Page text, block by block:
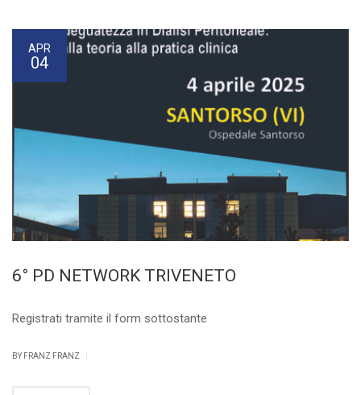
APR
04
6° PD NETWORK TRIVENETO
Registrati tramite il form sottostante
BY FRANZ FRANZ